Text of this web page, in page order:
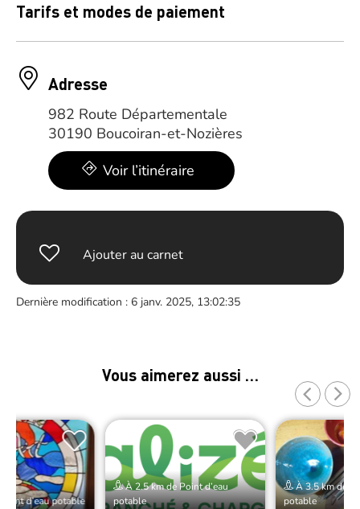
Tarifs et modes de paiement
Adresse
982 Route Départementale
30190 Boucoiran-et-Nozières
Voir l’itinéraire
Ajouter au carnet
Dernière modification : 6 janv. 2025, 13:02:35
Vous aimerez aussi …
d’eau potable
À 2.5 km de Point d’eau
potable
À 3.5 km de
potable